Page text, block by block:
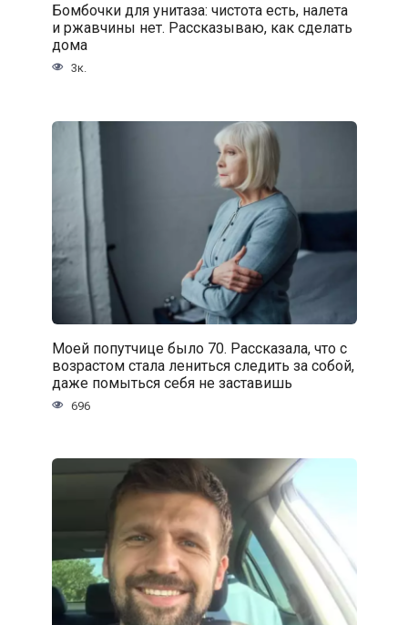
Бомбочки для унитаза: чистота есть, налета
и ржавчины нет. Рассказываю, как сделать
дома
3к.
Моей попутчице было 70. Рассказала, что с
возрастом стала лениться следить за собой,
даже помыться себя не заставишь
696